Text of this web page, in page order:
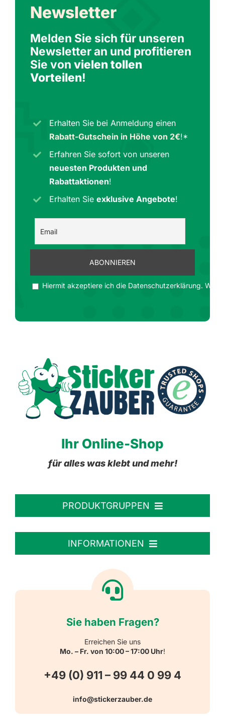
Newsletter
Melden Sie sich für unseren
Newsletter an und profitieren
Sie von vielen tollen
Vorteilen!
Erhalten Sie bei Anmeldung einen
Rabatt-Gutschein in Höhe von 2€!*
Erfahren Sie sofort von unseren
neuesten Produkten und
Rabattaktionen!
Erhalten Sieexklusive Angebote!
Hiermit akzeptiere ich die Datenschutzerklärung. Wir
Ihr Online-Shop
für alles was klebt und mehr!
PRODUKTGRUPPEN
Personalisierte Aufkleber
Reflektierende Aufkleber
Warn-, Gebots-, Verbots- und
Hinweisaufkleber
INFORMATIONEN
Versandarten
Sie haben Fragen?
Erreichen Sie uns
Mo. – Fr. von 10:00 – 17:00 Uhr!
+49 (0) 911 – 99 44 0 99 4
info@stickerzauber.de